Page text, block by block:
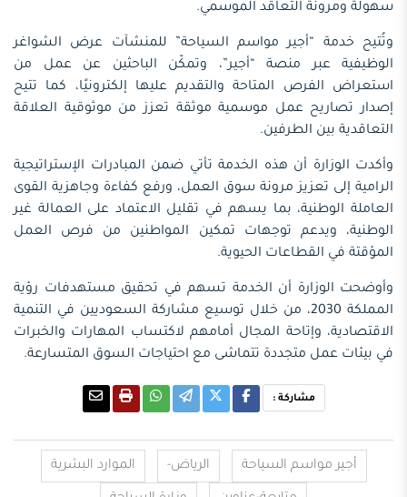
سهولة ومرونة التعاقد الموسمي.
وتُتيح خدمة “أجير مواسم السياحة” للمنشآت عرض الشواغر
الوظيفية عبر منصة “أجير”، وتمكّن الباحثين عن عمل من
استعراض الفرص المتاحة والتقديم عليها إلكترونيًا، كما تتيح
إصدار تصاريح عمل موسمية موثقة تعزز من موثوقية العلاقة
التعاقدية بين الطرفين.
وأكدت الوزارة أن هذه الخدمة تأتي ضمن المبادرات الإستراتيجية
الرامية إلى تعزيز مرونة سوق العمل، ورفع كفاءة وجاهزية القوى
العاملة الوطنية، بما يسهم في تقليل الاعتماد على العمالة غير
الوطنية، ويدعم توجهات تمكين المواطنين من فرص العمل
المؤقتة في القطاعات الحيوية.
وأوضحت الوزارة أن الخدمة تسهم في تحقيق مستهدفات رؤية
المملكة 2030، من خلال توسيع مشاركة السعوديين في التنمية
الاقتصادية، وإتاحة المجال أمامهم لاكتساب المهارات والخبرات
في بيئات عمل متجددة تتماشى مع احتياجات السوق المتسارعة.
مشاركة :
أجير مواسم السياحة الرياض- الموارد البشرية